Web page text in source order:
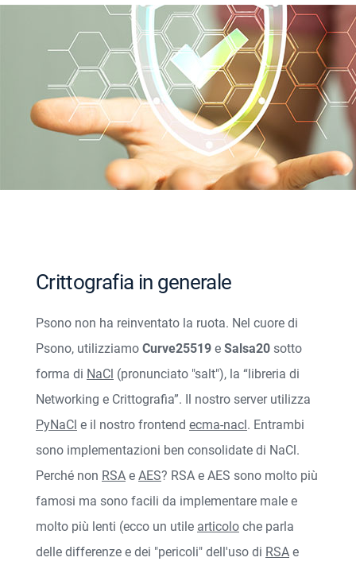
Crittografia in generale
Psono non ha reinventato la ruota. Nel cuore di
Psono, utilizziamo Curve25519 e Salsa20 sotto
forma di NaCl (pronunciato "salt"), la “libreria di
Networking e Crittografia”. Il nostro server utilizza
PyNaCl e il nostro frontend ecma-nacl. Entrambi
sono implementazioni ben consolidate di NaCl.
Perché non RSA e AES? RSA e AES sono molto più
famosi ma sono facili da implementare male e
molto più lenti (ecco un utile articolo che parla
delle differenze e dei "pericoli" dell'uso di RSA e